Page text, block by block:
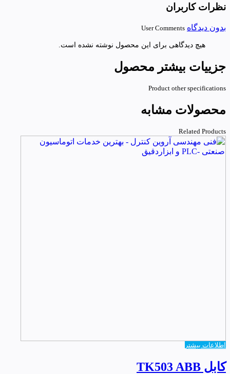
نظرات کاربران
بدون دیدگاه User Comments
هیچ دیدگاهی برای این محصول نوشته نشده است.
جزییات بیشتر محصول
Product other specifications
محصولات مشابه
Related Products
اطلاعات بیشتر
کابل TK503 ABB